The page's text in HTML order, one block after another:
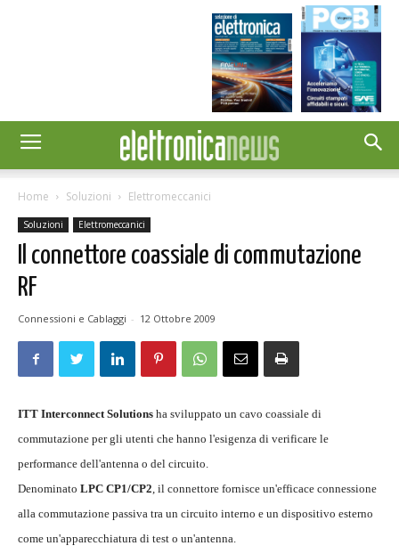
Home Soluzioni Elettromeccanici
Soluzioni Elettromeccanici
Il connettore coassiale di commutazione
RF
Connessioni e Cablaggi - 12 Ottobre 2009
ITT Interconnect Solutions ha sviluppato un cavo coassiale di
commutazione per gli utenti che hanno l'esigenza di verificare le
performance dell'antenna o del circuito.
Denominato LPC CP1/CP2, il connettore fornisce un'efficace connessione
alla commutazione passiva tra un circuito interno e un dispositivo esterno
come un'apparecchiatura di test o un'antenna.